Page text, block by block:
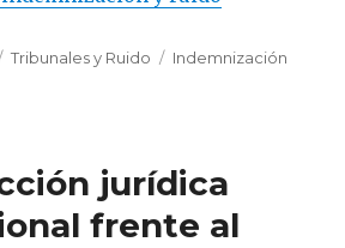
Categorías
Tribunales y Ruido Etiquetas
Indemnización
jurídica
frente al